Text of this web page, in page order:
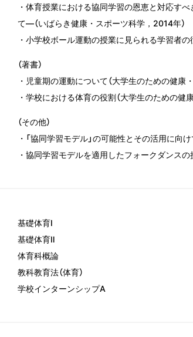
・体育授業における協同学習の恩恵と対応す
て―（いばらき健康・スポーツ科学，2014年）
・小学校ボール運動の授業に見られる学習者
（著書）
・児童期の運動について（大学生のための健
・学校における体育の役割（大学生のための
（その他）
・「協同学習モデル」の可能性とその活用に向け
・協同学習モデルを適用したフォークダンスの
基礎体育Ⅰ
基礎体育Ⅱ
体育科概論
教科教育法（体育）
学校インターンシップA